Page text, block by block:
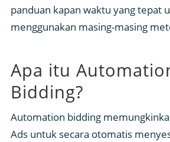
panduan kapan waktu yang tepat
menggunakan masing-masing
Apa itu
Bidding?
Automation bidding
Ads untuk secara otomatis